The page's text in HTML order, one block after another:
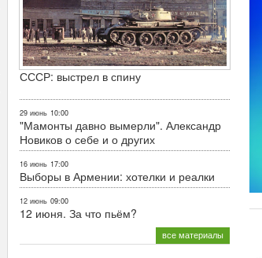
СССР: выстрел в спину
29 июнь 10:00
"Мамонты давно вымерли". Александр
Новиков о себе и о других
16 июнь 17:00
Выборы в Армении: хотелки и реалки
12 июнь 09:00
12 июня. За что пьём?
все материалы